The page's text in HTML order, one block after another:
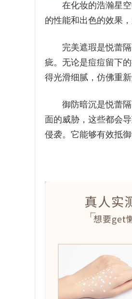
在化妆的浩瀚星空
的性能和出色的效果
完美遮瑕是悦蕾隔
疵。无论是痘痘留下
得光滑细腻，仿佛重
御防暗沉是悦蕾隔
面的威胁，这些都会
侵袭。它能够有效抵